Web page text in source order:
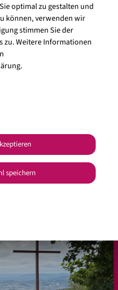
optimal zu gestalten und
können, verwenden wir
stimmen Sie der
zu. Weitere Informationen
.
speichern